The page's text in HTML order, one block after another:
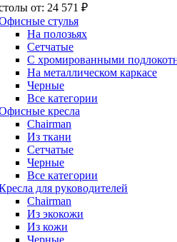
от: 24 571 ₽
стулья
На полозьях
Сетчатые
С хромированными
На металлическом каркасе
Черные
Все категории
кресла
Chairman
Из ткани
Сетчатые
Черные
Все категории
для руководителей
Chairman
Из экокожи
Из кожи
Черные